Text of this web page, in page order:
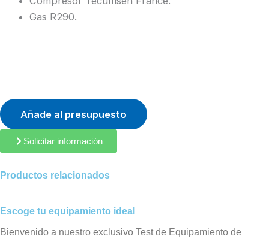
Gas R290.
Añade al presupuesto
Solicitar información
Productos relacionados
Escoge tu equipamiento ideal
Bienvenido a nuestro exclusivo Test de Equipamiento de